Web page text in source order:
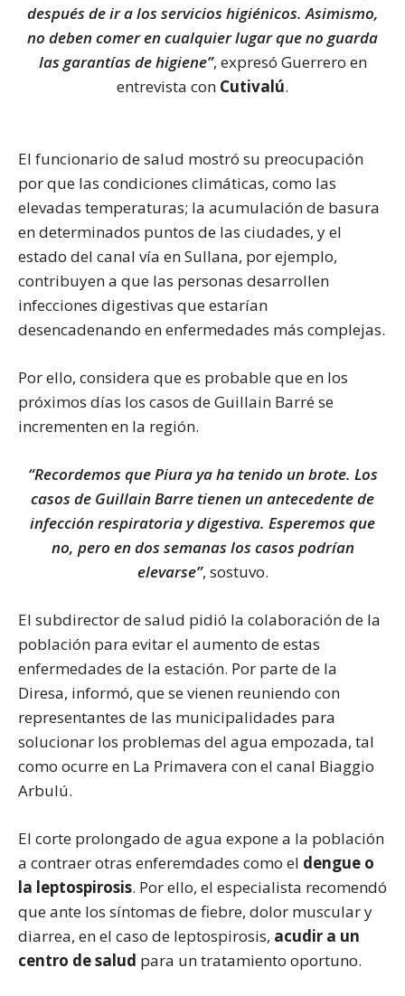
después de ir a los servicios higiénicos. Asimismo,
no deben comer en cualquier lugar que no guarda
las garantías de higiene”, expresó Guerrero en
entrevista con Cutivalú.
El funcionario de salud mostró su preocupación
por que las condiciones climáticas, como las
elevadas temperaturas; la acumulación de basura
en determinados puntos de las ciudades, y el
estado del canal vía en Sullana, por ejemplo,
contribuyen a que las personas desarrollen
infecciones digestivas que estarían
desencadenando en enfermedades más complejas.
Por ello, considera que es probable que en los
próximos días los casos de Guillain Barré se
incrementen en la región.
“Recordemos que Piura ya ha tenido un brote. Los
casos de Guillain Barre tienen un antecedente de
infección respiratoria y digestiva. Esperemos que
no, pero en dos semanas los casos podrían
elevarse”, sostuvo.
El subdirector de salud pidió la colaboración de la
población para evitar el aumento de estas
enfermedades de la estación. Por parte de la
Diresa, informó, que se vienen reuniendo con
representantes de las municipalidades para
solucionar los problemas del agua empozada, tal
como ocurre en La Primavera con el canal Biaggio
Arbulú.
El corte prolongado de agua expone a la población
a contraer otras enferemdades como el dengue o
la leptospirosis. Por ello, el especialista recomendó
que ante los síntomas de fiebre, dolor muscular y
diarrea, en el caso de leptospirosis, acudir a un
centro de salud para un tratamiento oportuno.